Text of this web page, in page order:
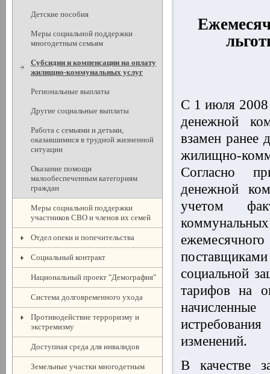
Детские пособия
Меры социальной поддержки
многодетным семьям
Субсидии и компенсации на оплату
жилищно-коммунальных услуг
Региональные выплаты
Другие социальные выплаты
Работа с семьями и детьми,
оказавшимися в трудной жизненной
ситуации
Оказание помощи
малообеспеченным категориям
граждан
Меры социальной поддержки
участников СВО и членов их семей
Отдел опеки и попечительства
Социальный контракт
Национальный проект "Демография"
Система долговременного ухода
Противодействие терроризму и
экстремизму
Доступная среда для инвалидов
Земельные участки многодетным
С 1 июля 2008
денежной
взамен ранее
жилищно-
Согласно
денежной
учетом
социальной
тарифов на
изменений.
В качестве